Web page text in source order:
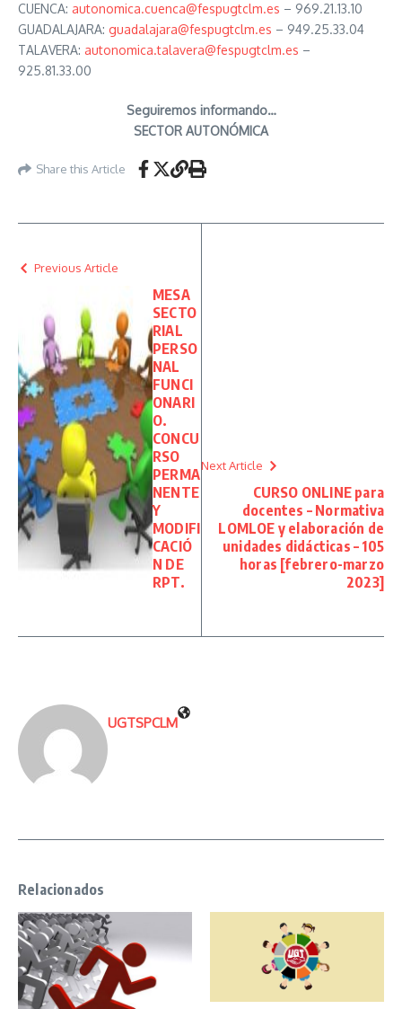
CUENCA: autonomica.cuenca@fespugtclm.es – 969.21.13.10
GUADALAJARA: guadalajara@fespugtclm.es – 949.25.33.04
TALAVERA: autonomica.talavera@fespugtclm.es –
925.81.33.00
Seguiremos informando…
SECTOR AUTONÓMICA
Share this Article
Previous Article
MESA
SECTO
RIAL
PERSO
NAL
FUNCI
ONARI
O.
CONCU
RSO
PERMA
NENTE
Y
MODIFI
CACIÓ
N DE
RPT.
Next Article
CURSO ONLINE para
docentes – Normativa
LOMLOE y elaboración de
unidades didácticas – 105
horas [febrero-marzo
2023]
UGTSPCLM
Relacionados